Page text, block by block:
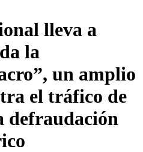
lleva a
la
un amplio
el tráfico de
defraudación